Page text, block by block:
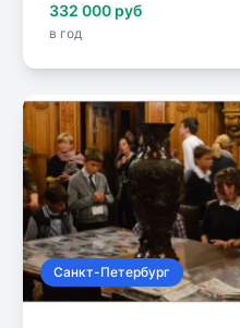
332 000 руб
в год
Санкт-Петербург